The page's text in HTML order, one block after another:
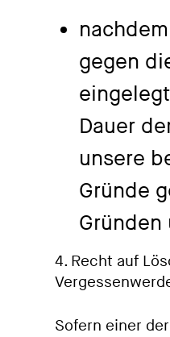
gegen
Dauer
unsere
Gründe
Gründen
4. Recht auf
Sofern einer